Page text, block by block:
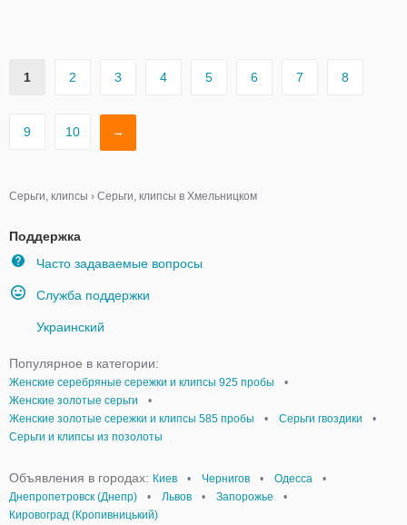
1 2 3 4 5 6 7 8
9 10 →
Серьги, клипсы › Серьги, клипсы в Хмельницком
Поддержка
Часто задаваемые вопросы
Служба поддержки
Украинский
Популярное в категории:
Женские серебряные сережки и клипсы 925 пробы
•
Женские золотые серьги
•
Женские золотые сережки и клипсы 585 пробы
• Серьги гвоздики
•
Серьги и клипсы из позолоты
Объявления в городах: Киев • Чернигов • Одесса
•
Днепропетровск (Днепр)
• Львов • Запорожье
•
Кировоград (Кропивницький)